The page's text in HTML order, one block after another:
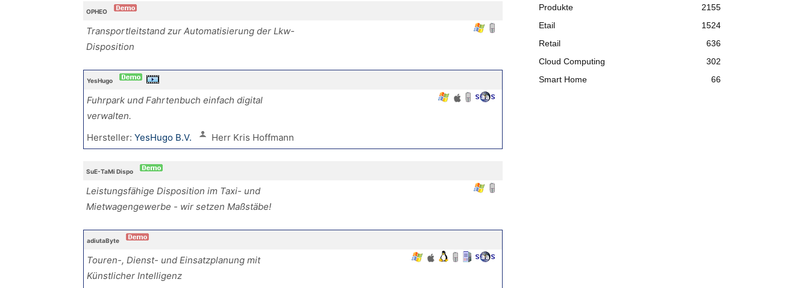
OPHEO
Transportleitstand zur Automatisierung der Lkw-
Disposition
YesHugo
Fuhrpark und Fahrtenbuch einfach digital
verwalten.
Hersteller: YesHugo B.V. Herr Kris Hoffmann
SuE-TaMi Dispo
Leistungsfähige Disposition im Taxi- und
Mietwagengewerbe - wir setzen Maßstäbe!
adiutaByte
Touren-, Dienst- und Einsatzplanung mit
Künstlicher Intelligenz
Produkte
2155
Etail
1524
Retail
636
Cloud Computing
302
Smart Home
66